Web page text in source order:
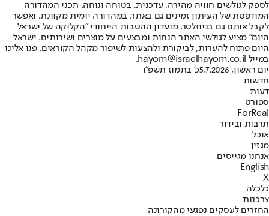
לספק לגולשים חוויה מהירה, עדכנית, בטוחה ונוחה. תכני המהדורה
המודפסת של העיתון זמינים גם באתר, במהדורה יומית מקוונת, ואפשר
לקבל אותם גם בניוזלטר. מועדון ההטבות הייחודי "הקליקה של ישראל
היום" מציע לגולשי האתר הנחות ומבצעים על מוצרים ושירותים. ישראל
היום פתוח להערות, לביקורת ולהצעות לשיפור מקהל הקוראים. פנו אלינו
במייל hayom@israelhayom.co.il.
יום ראשון, 5.7.2026
כ' בתמוז תשפ"ו
חדשות
דעות
ספורט
ForReal
תרבות ובידור
אוכל
מגזין
אנחנו מגייסים
English
X
כלכלה
צרכנות
החזרים לעסקים נפגעי מהקורונה